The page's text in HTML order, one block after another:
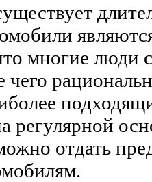
многие люди
чего
регулярной
отдать